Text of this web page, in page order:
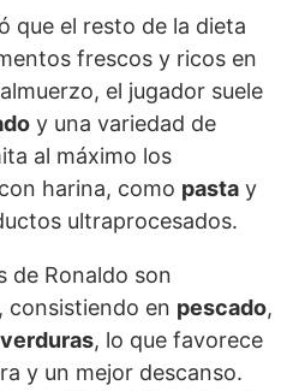
que el resto de la dieta
frescos y ricos en
el jugador suele
y una variedad de
al máximo los
harina, como pasta y
ultraprocesados.
de Ronaldo son
consistiendo en pescado,
verduras, lo que favorece
y un mejor descanso.